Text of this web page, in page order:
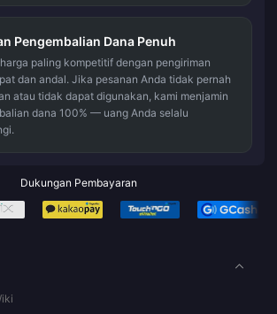
Pengembalian Dana Penuh
paling kompetitif dengan pengiriman
dan andal. Jika pesanan Anda tidak pernah
atau tidak dapat digunakan, kami menjamin
dana 100% — uang Anda selalu
Dukungan Pembayaran